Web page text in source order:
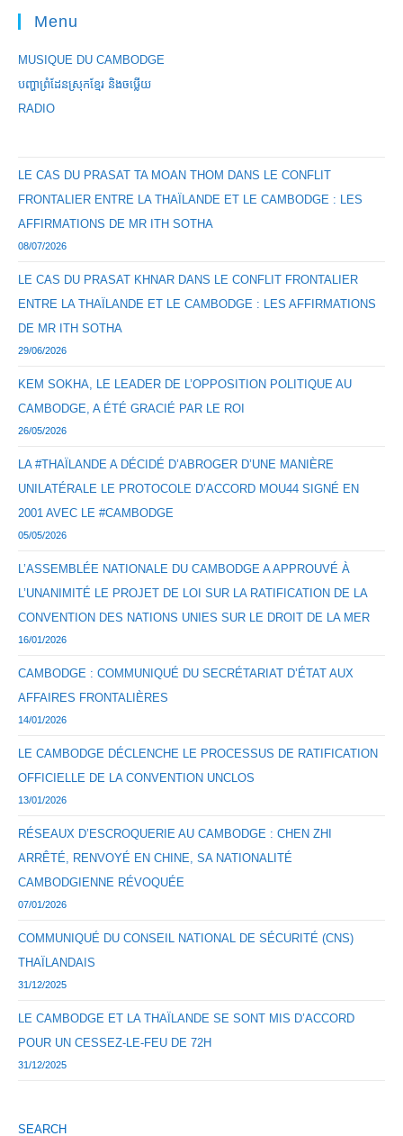
Menu
MUSIQUE DU CAMBODGE
បញ្ហាព្រំដែនស្រុកខ្មែរ និងចឞ្លើយ
RADIO
LE CAS DU PRASAT TA MOAN THOM DANS LE CONFLIT
FRONTALIER ENTRE LA THAÏLANDE ET LE CAMBODGE : LES
AFFIRMATIONS DE MR ITH SOTHA
08/07/2026
LE CAS DU PRASAT KHNAR DANS LE CONFLIT FRONTALIER
ENTRE LA THAÏLANDE ET LE CAMBODGE : LES AFFIRMATIONS
DE MR ITH SOTHA
29/06/2026
KEM SOKHA, LE LEADER DE L’OPPOSITION POLITIQUE AU
CAMBODGE, A ÉTÉ GRACIÉ PAR LE ROI
26/05/2026
LA #THAÏLANDE A DÉCIDÉ D’ABROGER D’UNE MANIÈRE
UNILATÉRALE LE PROTOCOLE D’ACCORD MOU44 SIGNÉ EN
2001 AVEC LE #CAMBODGE
05/05/2026
L’ASSEMBLÉE NATIONALE DU CAMBODGE A APPROUVÉ À
L’UNANIMITÉ LE PROJET DE LOI SUR LA RATIFICATION DE LA
CONVENTION DES NATIONS UNIES SUR LE DROIT DE LA MER
16/01/2026
CAMBODGE : COMMUNIQUÉ DU SECRÉTARIAT D’ÉTAT AUX
AFFAIRES FRONTALIÈRES
14/01/2026
LE CAMBODGE DÉCLENCHE LE PROCESSUS DE RATIFICATION
OFFICIELLE DE LA CONVENTION UNCLOS
13/01/2026
RÉSEAUX D’ESCROQUERIE AU CAMBODGE : CHEN ZHI
ARRÊTÉ, RENVOYÉ EN CHINE, SA NATIONALITÉ
CAMBODGIENNE RÉVOQUÉE
07/01/2026
COMMUNIQUÉ DU CONSEIL NATIONAL DE SÉCURITÉ (CNS)
THAÏLANDAIS
31/12/2025
LE CAMBODGE ET LA THAÏLANDE SE SONT MIS D’ACCORD
POUR UN CESSEZ-LE-FEU DE 72H
31/12/2025
SEARCH